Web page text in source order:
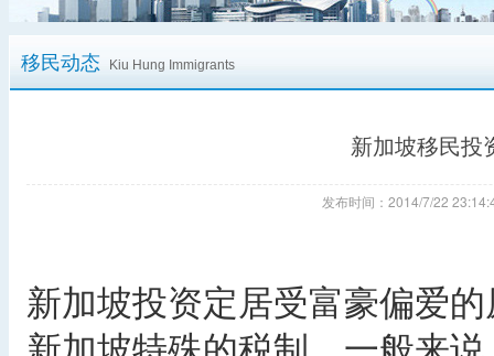
移民动态 Kiu Hung Immigrants
新加坡移民投
发布时间：2014/7/22
新加坡投资定居受富豪偏爱